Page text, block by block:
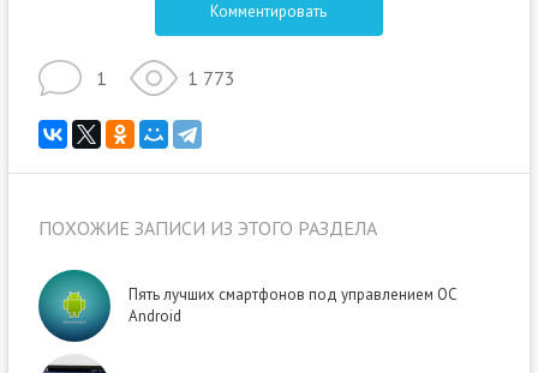
Комментировать
1 1 773
ПОХОЖИЕ ЗАПИСИ ИЗ ЭТОГО РАЗДЕЛА
Пять лучших смартфонов под управлением ОС
Android